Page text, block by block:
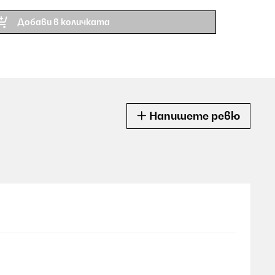
Добави в количката
Напишете ревю